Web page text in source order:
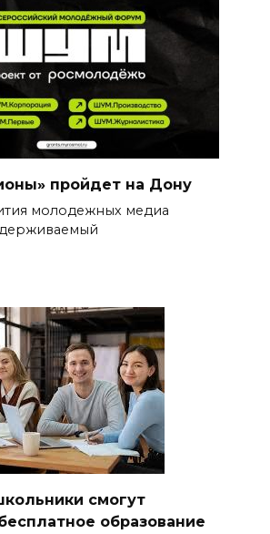
пройдет на Дону
молодежных медиа
смогут
образование